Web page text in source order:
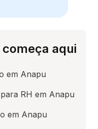
aqui
em Anapu
RH em Anapu
em Anapu